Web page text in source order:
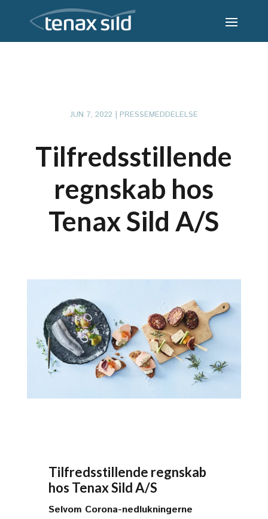
JUN 7, 2022 | PRESSEMEDDELELSE
Tilfredsstillende
regnskab hos
Tenax Sild A/S
Tilfredsstillende regnskab
hos Tenax Sild A/S
Selvom Corona-nedlukningerne